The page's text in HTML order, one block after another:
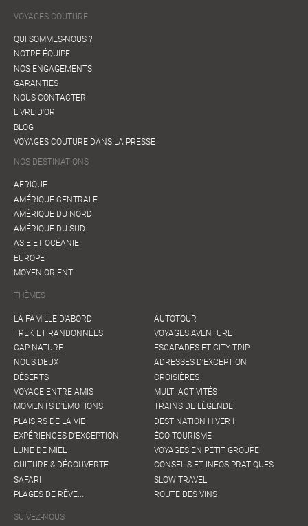
VOYAGES COUTURE
QUI SOMMES-NOUS ?
NOTRE ÉQUIPE
NOS ENGAGEMENTS
GARANTIES
NOUS CONTACTER
LIVRE D'OR
BLOG
VOYAGES COUTURE DANS LA PRESSE
NOS DESTINATIONS
AFRIQUE
AMÉRIQUE CENTRALE
AMÉRIQUE DU NORD
AMÉRIQUE DU SUD
ASIE ET OCÉANIE
EUROPE
MOYEN-ORIENT
THÈMES
LA FAMILLE D'ABORD
TREK ET RANDONNÉES
CAP NATURE
NOUS DEUX
DÉSERTS
VOYAGE ENTRE AMIS
MOMENTS D'ÉMOTIONS
PLAISIRS DE LA VIE
EXPÉRIENCES D'EXCEPTION
LUNE DE MIEL
CULTURE & DÉCOUVERTE
SAFARI
PLAGES DE RÊVE...
AUTOTOUR
VOYAGES AVENTURE
ESCAPADES ET CITY TRIP
ADRESSES D'EXCEPTION
CROISIÈRES
MULTI-ACTIVITÉS
TRAINS DE LÉGENDE !
DESTINATION HIVER !
ÉCO-TOURISME
VOYAGES EN PETIT GROUPE
CONSEILS ET INFOS PRATIQUES
SLOW TRAVEL
ROUTE DES VINS
SUIVEZ-NOUS